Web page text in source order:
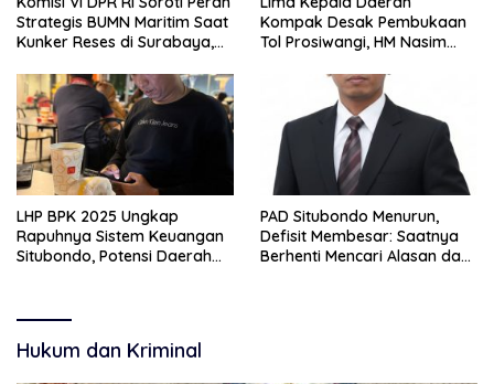
Strategis BUMN Maritim Saat
Kunker Reses di Surabaya,
Kompak Desak Pembukaan
Tol Prosiwangi, HM Nasim
Pemerintah Pusat
LHP BPK 2025 Ungkap
Rapuhnya Sistem Keuangan
Situbondo, Potensi Daerah
PAD Situbondo Menurun,
Defisit Membesar: Saatnya
Berhenti Mencari Alasan dan
Hukum dan Kriminal